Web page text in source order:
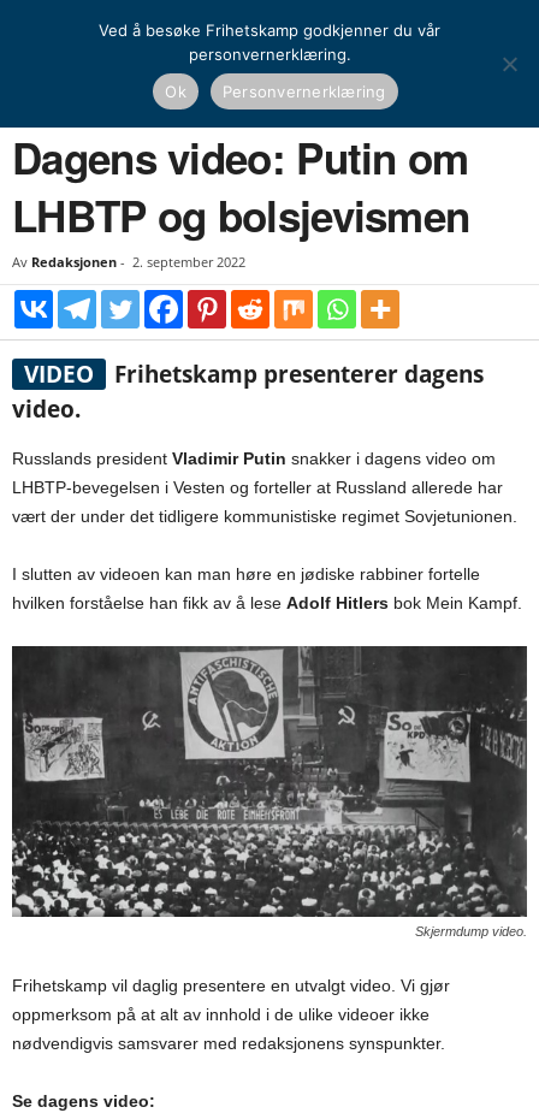
Dagens video: Putin om LHBTP og bolsjevismen
Dagens video: Putin om
LHBTP og bolsjevismen
Av Redaksjonen - 2. september 2022
VIDEO
Frihetskamp presenterer dagens
video.
Russlands president Vladimir Putin snakker i dagens video om
LHBTP-bevegelsen i Vesten og forteller at Russland allerede har
vært der under det tidligere kommunistiske regimet Sovjetunionen.
I slutten av videoen kan man høre en jødiske rabbiner fortelle
hvilken forståelse han fikk av å lese Adolf Hitlers bok Mein Kampf.
Skjermdump video.
Frihetskamp vil daglig presentere en utvalgt video. Vi gjør
oppmerksom på at alt av innhold i de ulike videoer ikke
nødvendigvis samsvarer med redaksjonens synspunkter.
Se dagens video:
Ved å besøke Frihetskamp godkjenner du vår
personvernerklæring.
Ok
Personvernerklæring